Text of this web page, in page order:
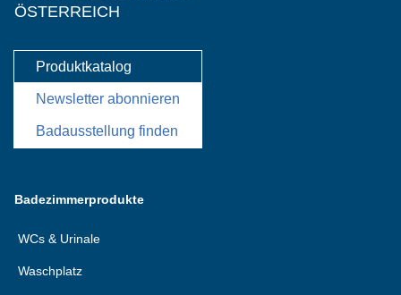
ÖSTERREICH
Produktkatalog
Newsletter abonnieren
Badausstellung finden
Badezimmerprodukte
WCs & Urinale
Waschplatz